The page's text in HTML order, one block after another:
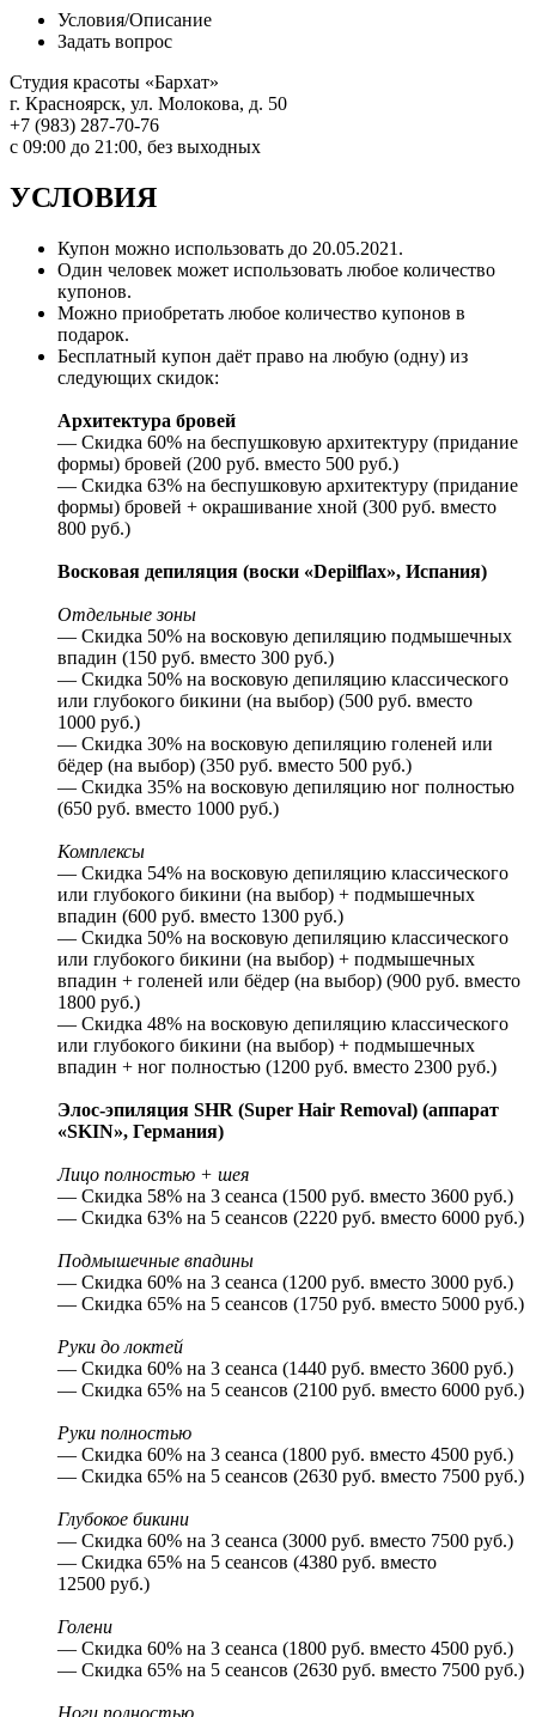
Условия/Описание
Задать вопрос
Студия красоты «Бархат»
г. Красноярск, ул. Молокова, д. 50
+7 (983) 287-70-76
с 09:00 до 21:00, без выходных
УСЛОВИЯ
Купон можно использовать до 20.05.2021.
Один человек может использовать любое количество
купонов.
Можно приобретать любое количество купонов в
подарок.
Бесплатный купон даёт право на любую (одну) из
следующих скидок:
Архитектура бровей
— Скидка 60% на беспушковую архитектуру (придание
формы) бровей (200 руб. вместо 500 руб.)
— Скидка 63% на беспушковую архитектуру (придание
формы) бровей + окрашивание хной (300 руб. вместо
800 руб.)
Восковая депиляция (воски «Depilflax», Испания)
Отдельные зоны
— Скидка 50% на восковую депиляцию подмышечных
впадин (150 руб. вместо 300 руб.)
— Скидка 50% на восковую депиляцию классического
или глубокого бикини (на выбор) (500 руб. вместо
1000 руб.)
— Скидка 30% на восковую депиляцию голеней или
бёдер (на выбор) (350 руб. вместо 500 руб.)
— Скидка 35% на восковую депиляцию ног полностью
(650 руб. вместо 1000 руб.)
Комплексы
— Скидка 54% на восковую депиляцию классического
или глубокого бикини (на выбор) + подмышечных
впадин (600 руб. вместо 1300 руб.)
— Скидка 50% на восковую депиляцию классического
или глубокого бикини (на выбор) + подмышечных
впадин + голеней или бёдер (на выбор) (900 руб. вместо
1800 руб.)
— Скидка 48% на восковую депиляцию классического
или глубокого бикини (на выбор) + подмышечных
впадин + ног полностью (1200 руб. вместо 2300 руб.)
Элос-эпиляция SHR (Super Hair Removal) (аппарат
«SKIN», Германия)
Лицо полностью + шея
— Скидка 58% на 3 сеанса (1500 руб. вместо 3600 руб.)
— Скидка 63% на 5 сеансов (2220 руб. вместо 6000 руб.)
Подмышечные впадины
— Скидка 60% на 3 сеанса (1200 руб. вместо 3000 руб.)
— Скидка 65% на 5 сеансов (1750 руб. вместо 5000 руб.)
Руки до локтей
— Скидка 60% на 3 сеанса (1440 руб. вместо 3600 руб.)
— Скидка 65% на 5 сеансов (2100 руб. вместо 6000 руб.)
Руки полностью
— Скидка 60% на 3 сеанса (1800 руб. вместо 4500 руб.)
— Скидка 65% на 5 сеансов (2630 руб. вместо 7500 руб.)
Глубокое бикини
— Скидка 60% на 3 сеанса (3000 руб. вместо 7500 руб.)
— Скидка 65% на 5 сеансов (4380 руб. вместо
12500 руб.)
Голени
— Скидка 60% на 3 сеанса (1800 руб. вместо 4500 руб.)
— Скидка 65% на 5 сеансов (2630 руб. вместо 7500 руб.)
Ноги полностью